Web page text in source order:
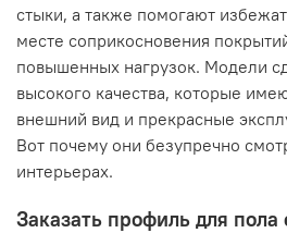
стыки, а также помогают
месте соприкосновения
повышенных нагрузок. Модели
высокого качества, которые
внешний вид и прекрасные
Вот почему они безупречно
интерьерах.
Заказать профиль для